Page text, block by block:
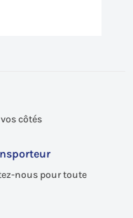
côtés
nous pour toute